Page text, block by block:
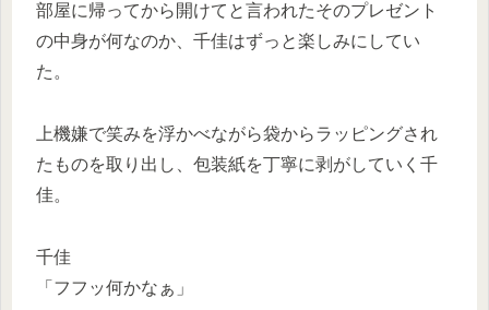
部屋に帰ってから開けてと言われたそのプレゼント
の中身が何なのか、千佳はずっと楽しみにしてい
た。
上機嫌で笑みを浮かべながら袋からラッピングされ
たものを取り出し、包装紙を丁寧に剥がしていく千
佳。
千佳
「フフッ何かなぁ」